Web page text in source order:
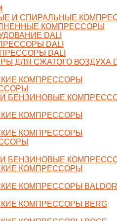
И СПИРАЛЬНЫЕ
КОМПРЕССОРЫ
DALI
DALI
DALI
ДЛЯ СЖАТОГО ВОЗДУХА
КОМПРЕССОРЫ
БЕНЗИНОВЫЕ
КОМПРЕССОРЫ
КОМПРЕССОРЫ
БЕНЗИНОВЫЕ
КОМПРЕССОРЫ
КОМПРЕССОРЫ BALDOR
КОМПРЕССОРЫ BERG